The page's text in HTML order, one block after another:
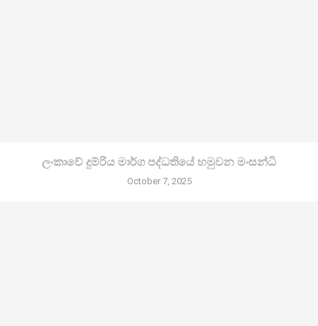
ලංකාවේ දුම්රිය මාර්ග පද්ධතියේ හමුවන මංසන්ධි
October 7, 2025